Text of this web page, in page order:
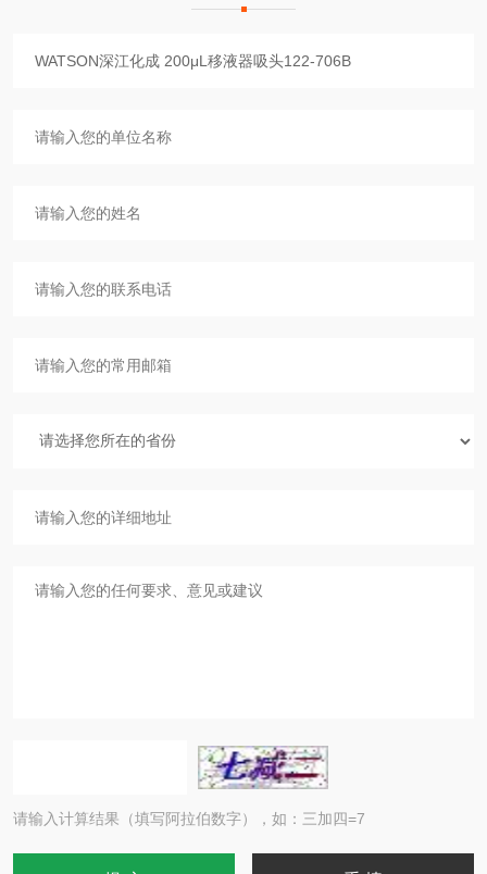
请输入计算结果（填写阿拉伯数字），如：三加四=7